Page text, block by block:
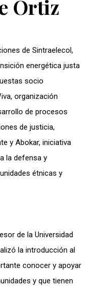
Ortiz
de Sintraelecol,
energética justa
socio
organización
de procesos
de justicia,
y Abokar, iniciativa
la defensa y
étnicas y
de la Universidad
la introducción al
conocer y apoyar
y que tienen